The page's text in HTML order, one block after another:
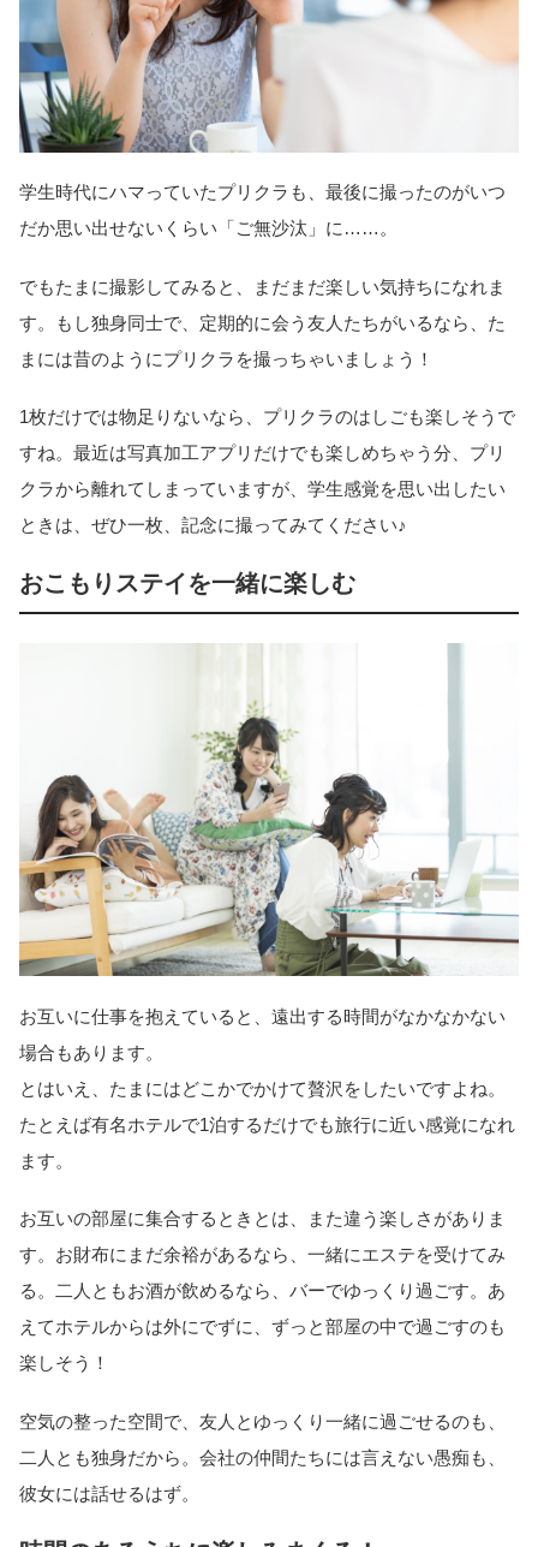
学生時代にハマっていたプリクラも、最後に撮ったのがいつ
だか思い出せないくらい「ご無沙汰」に……。
でもたまに撮影してみると、まだまだ楽しい気持ちになれま
す。もし独身同士で、定期的に会う友人たちがいるなら、た
まには昔のようにプリクラを撮っちゃいましょう！
1枚だけでは物足りないなら、プリクラのはしごも楽しそうで
すね。最近は写真加工アプリだけでも楽しめちゃう分、プリ
クラから離れてしまっていますが、学生感覚を思い出したい
ときは、ぜひ一枚、記念に撮ってみてください♪
おこもりステイを一緒に楽しむ
お互いに仕事を抱えていると、遠出する時間がなかなかない
場合もあります。
とはいえ、たまにはどこかでかけて贅沢をしたいですよね。
たとえば有名ホテルで1泊するだけでも旅行に近い感覚になれ
ます。
お互いの部屋に集合するときとは、また違う楽しさがありま
す。お財布にまだ余裕があるなら、一緒にエステを受けてみ
る。二人ともお酒が飲めるなら、バーでゆっくり過ごす。あ
えてホテルからは外にでずに、ずっと部屋の中で過ごすのも
楽しそう！
空気の整った空間で、友人とゆっくり一緒に過ごせるのも、
二人とも独身だから。会社の仲間たちには言えない愚痴も、
彼女には話せるはず。